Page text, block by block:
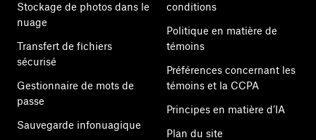
Stockage de photos dans le
nuage
Transfert de fichiers
sécurisé
Gestionnaire de mots de
passe
Sauvegarde infonuagique
conditions
Politique en matière de
témoins
Préférences concernant les
témoins et la CCPA
Principes en matière d’IA
Plan du site